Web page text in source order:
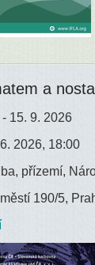
a
15. 9. 2026
2026, 18:00
přízemí,
190/5,